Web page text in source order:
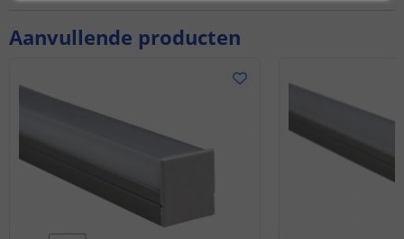
Aanvullende producten